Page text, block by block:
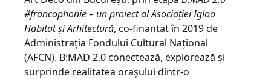
#francophonie – un proiect al Asociației Igloo
Habitat și Arhitectură, co-finanțat în 2019 de
Administrația Fondului Cultural Național
(AFCN). B:MAD 2.0 conectează, explorează şi
surprinde realitatea orașului dintr-o